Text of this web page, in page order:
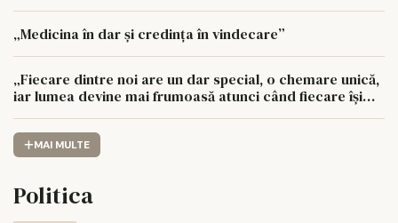
„Medicina în dar și credința în vindecare”
„Fiecare dintre noi are un dar special, o chemare unică,
iar lumea devine mai frumoasă atunci când fiecare își
MAI MULTE
Politica